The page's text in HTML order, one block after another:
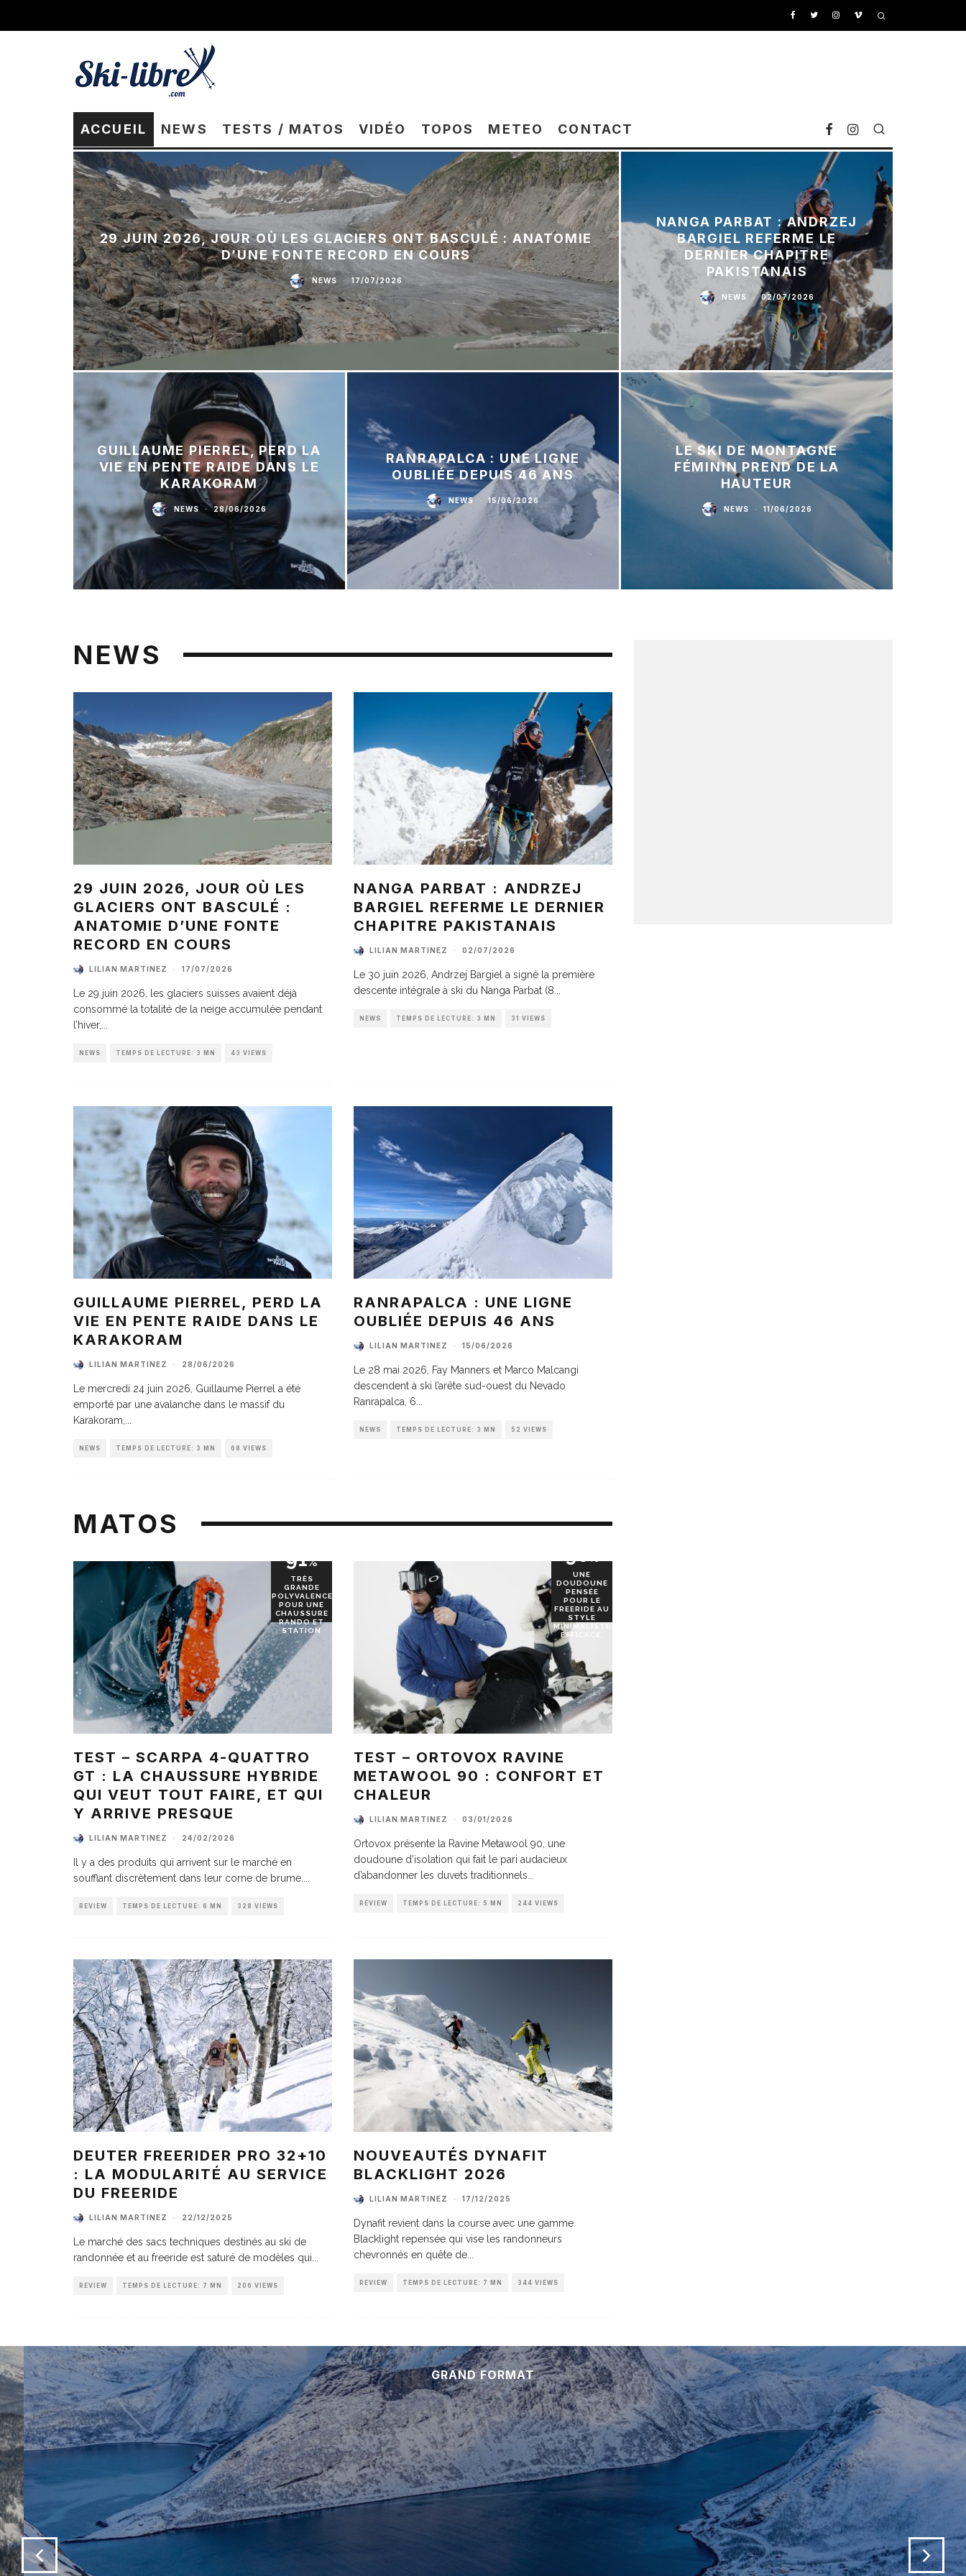
ACCUEIL NEWS TESTS / MATOS VIDÉO TOPOS METEO CONTACT
29 JUIN 2026, JOUR OÙ LES GLACIERS ONT BASCULÉ : ANATOMIE
D’UNE FONTE RECORD EN COURS
NEWS · 17/07/2026
NANGA PARBAT : ANDRZEJ
BARGIEL REFERME LE
DERNIER CHAPITRE
PAKISTANAIS
NEWS · 02/07/2026
GUILLAUME PIERREL, PERD LA
VIE EN PENTE RAIDE DANS LE
KARAKORAM
NEWS · 28/06/2026
RANRAPALCA : UNE LIGNE
OUBLIÉE DEPUIS 46 ANS
NEWS · 15/06/2026
LE SKI DE MONTAGNE
FÉMININ PREND DE LA
HAUTEUR
NEWS · 11/06/2026
NEWS
29 JUIN 2026, JOUR OÙ LES
GLACIERS ONT BASCULÉ :
ANATOMIE D’UNE FONTE
RECORD EN COURS
LILIAN MARTINEZ · 17/07/2026
Le 29 juin 2026, les glaciers suisses avaient déjà
consommé la totalité de la neige accumulée pendant
l’hiver,
NEWS TEMPS DE LECTURE: 3 MN 43 VIEWS
NANGA PARBAT : ANDRZEJ
BARGIEL REFERME LE DERNIER
CHAPITRE PAKISTANAIS
LILIAN MARTINEZ · 02/07/2026
Le 30 juin 2026, Andrzej Bargiel a signé la première
descente intégrale à ski du Nanga Parbat (8
NEWS TEMPS DE LECTURE: 3 MN 31 VIEWS
GUILLAUME PIERREL, PERD LA
VIE EN PENTE RAIDE DANS LE
KARAKORAM
LILIAN MARTINEZ · 28/06/2026
Le mercredi 24 juin 2026, Guillaume Pierrel a été
emporté par une avalanche dans le massif du
Karakoram,
NEWS TEMPS DE LECTURE: 3 MN 68 VIEWS
RANRAPALCA : UNE LIGNE
OUBLIÉE DEPUIS 46 ANS
LILIAN MARTINEZ · 15/06/2026
Le 28 mai 2026, Fay Manners et Marco Malcangi
descendent à ski l’arête sud-ouest du Nevado
Ranrapalca, 6
NEWS TEMPS DE LECTURE: 3 MN 52 VIEWS
MATOS
91%
TRÈS
GRANDE
POLYVALENCE
POUR UNE
CHAUSSURE
RANDO ET
STATION
TEST – SCARPA 4-QUATTRO
GT : LA CHAUSSURE HYBRIDE
QUI VEUT TOUT FAIRE, ET QUI
Y ARRIVE PRESQUE
LILIAN MARTINEZ · 24/02/2026
Il y a des produits qui arrivent sur le marché en
soufflant discrètement dans leur corne de brume.
REVIEW TEMPS DE LECTURE: 6 MN 328 VIEWS
90%
UNE
DOUDOUNE
PENSÉE
POUR LE
FREERIDE AU
STYLE
MINIMALISTE
EFFICACE.
TEST – ORTOVOX RAVINE
METAWOOL 90 : CONFORT ET
CHALEUR
LILIAN MARTINEZ · 03/01/2026
Ortovox présente la Ravine Metawool 90, une
doudoune d’isolation qui fait le pari audacieux
d’abandonner les duvets traditionnels
REVIEW TEMPS DE LECTURE: 5 MN 244 VIEWS
DEUTER FREERIDER PRO 32+10
: LA MODULARITÉ AU SERVICE
DU FREERIDE
LILIAN MARTINEZ · 22/12/2025
Le marché des sacs techniques destinés au ski de
randonnée et au freeride est saturé de modèles qui
REVIEW TEMPS DE LECTURE: 7 MN 206 VIEWS
NOUVEAUTÉS DYNAFIT
BLACKLIGHT 2026
LILIAN MARTINEZ · 17/12/2025
Dynafit revient dans la course avec une gamme
Blacklight repensée qui vise les randonneurs
chevronnés en quête de
REVIEW TEMPS DE LECTURE: 7 MN 344 VIEWS
GRAND FORMAT